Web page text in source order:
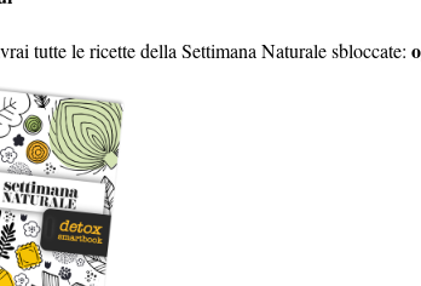
tutte le ricette della Settimana Naturale sbloccate: